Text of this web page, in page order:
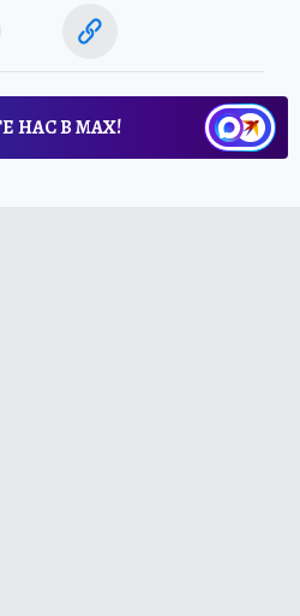
НАС В МАХ!